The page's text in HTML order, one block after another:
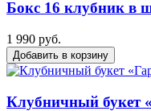
Бокс 16 клубник в
1 990 руб.
Добавить в корзину
Клубничный букет